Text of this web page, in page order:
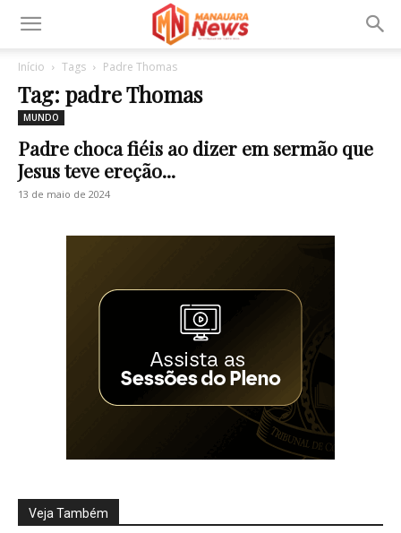
Início Tags Padre Thomas
Tag: padre Thomas
MUNDO
Padre choca fiéis ao dizer em sermão que
Jesus teve ereção...
13 de maio de 2024
Veja Também